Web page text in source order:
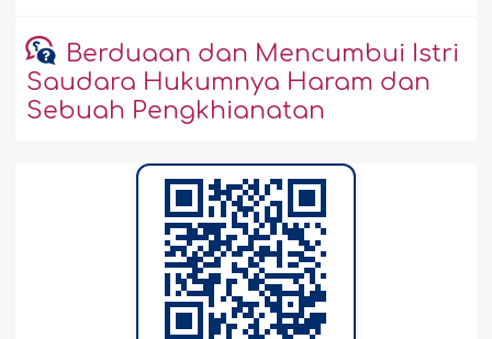
Berduaan dan Mencumbui Istri
Saudara Hukumnya Haram dan
Sebuah Pengkhianatan